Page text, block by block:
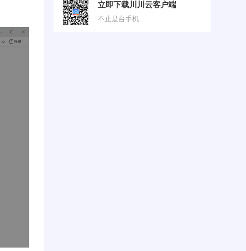
立即下载川川云客户端
不止是台手机